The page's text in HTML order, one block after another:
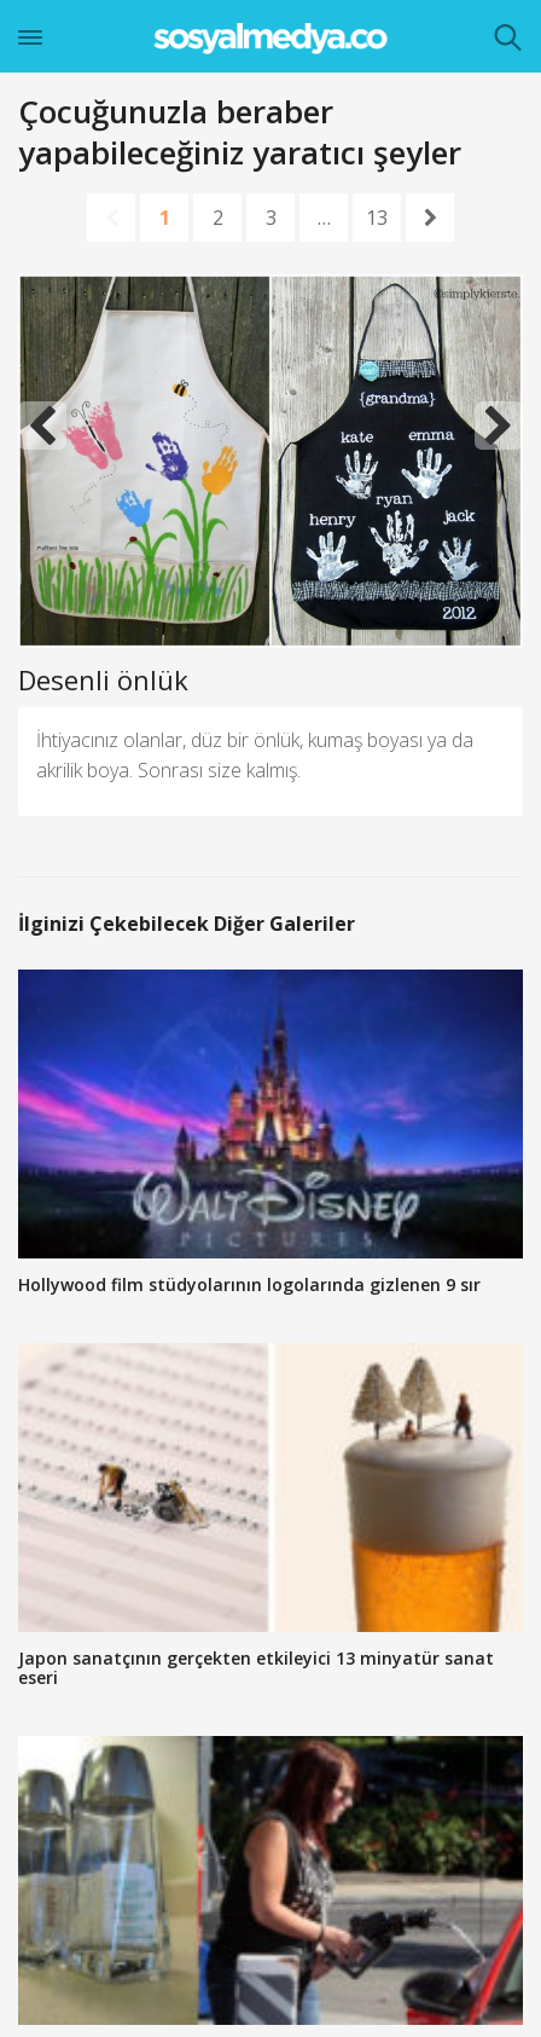
Çocuğunuzla beraber
yapabileceğiniz yaratıcı şeyler
1 2 3 … 13
Desenli önlük
İhtiyacınız olanlar, düz bir önlük, kumaş boyası ya da
akrilik boya. Sonrası size kalmış.
İlginizi Çekebilecek Diğer Galeriler
Hollywood film stüdyolarının logolarında gizlenen 9 sır
Japon sanatçının gerçekten etkileyici 13 minyatür sanat
eseri